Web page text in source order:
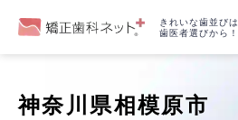
きれいな歯並びは
歯医者選びから！
神奈川県相模原市